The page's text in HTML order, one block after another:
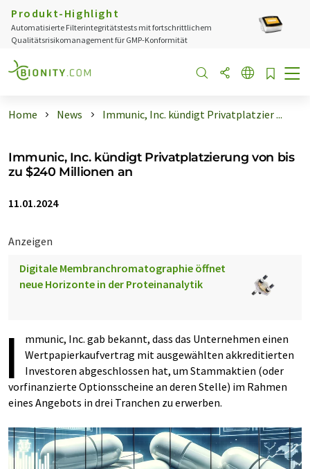
Produkt-Highlight
Automatisierte Filterintegritätstests mit fortschrittlichem
Qualitätsrisikomanagement für GMP-Konformität
Home News Immunic, Inc. kündigt Privatplatzier ...
Immunic, Inc. kündigt Privatplatzierung von bis
zu $240 Millionen an
11.01.2024
Anzeigen
Digitale Membranchromatographie öffnet
neue Horizonte in der Proteinanalytik
I
mmunic, Inc. gab bekannt, dass das Unternehmen einen
Wertpapierkaufvertrag mit ausgewählten akkreditierten
Investoren abgeschlossen hat, um Stammaktien (oder
vorfinanzierte Optionsscheine an deren Stelle) im Rahmen
eines Angebots in drei Tranchen zu erwerben.